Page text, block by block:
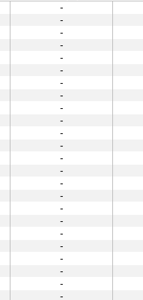
-
-
-
-
-
-
-
-
-
-
-
-
-
-
-
-
-
-
-
-
-
-
-
-